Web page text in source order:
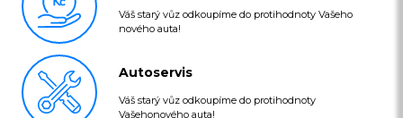
Váš starý vůz odkoupíme do protihodnoty Vašeho
nového auta!
Autoservis
Váš starý vůz odkoupíme do protihodnoty
Vašehonového auta!